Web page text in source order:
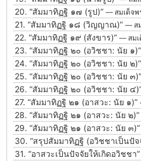
20. “สัมมาทิฏฐิ ๑๗ (รูป)” — สมเด็จพ
21. “สัมมาทิฏฐิ ๑๘ (วิญญาณ)” — ส
22. “สัมมาทิฏฐิ ๑๙ (สังขาร)” — สมเ
23. “สัมมาทิฏฐิ ๒๐ (อวิชชา: นัย ๑)”
24. “สัมมาทิฏฐิ ๒๐ (อวิชชา: นัย ๒)”
25. “สัมมาทิฏฐิ ๒๐ (อวิชชา: นัย ๓)”
26. “สัมมาทิฏฐิ ๒๐ (อวิชชา: นัย ๔
27. “สัมมาทิฏฐิ ๒๑ (อาสวะ: นัย ๑)”
28. “สัมมาทิฏฐิ ๒๑ (อาสวะ: นัย ๒)”
29. “สัมมาทิฏฐิ ๒๑ (อาสวะ: นัย ๓)”
30. “สรุปสัมมาทิฏฐิ (อวิชชาเป็นปัจ
31. “อาสวะเป็นปัจจัยให้เกิดอวิชชา”